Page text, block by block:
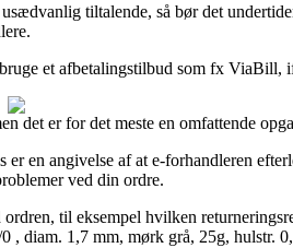
tiltalende, så bør det
et afbetalingstilbud som fx ViaBill,
det er for det meste en omfattende
en angivelse af at e-forhandleren
ved din ordre.
til eksempel hvilken
diam. 1,7 mm, mørk grå, 25g, hulstr.